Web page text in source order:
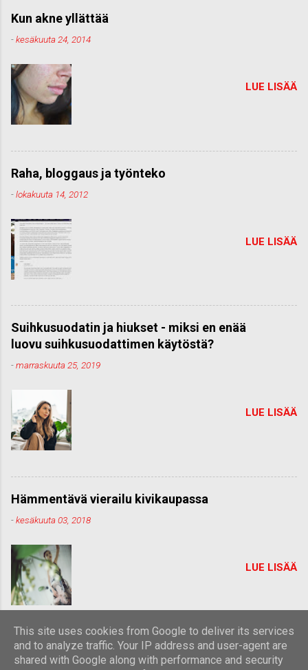
Kun akne yllättää
-kesäkuuta 24, 2014
LUE LISÄÄ
Raha, bloggaus ja työnteko
-lokakuuta 14, 2012
LUE LISÄÄ
Suihkusuodatin ja hiukset - miksi en enää
luovu suihkusuodattimen käytöstä?
-marraskuuta 25, 2019
LUE LISÄÄ
Hämmentävä vierailu kivikaupassa
-kesäkuuta 03, 2018
LUE LISÄÄ
This site uses cookies from Google to deliver its services
and to analyze traffic. Your IP address and user-agent are
shared with Google along with performance and security